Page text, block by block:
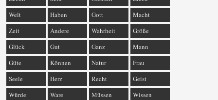
Welt
Haben Gott
Macht
Zeit
Andere Wahrheit
Größe
Glück
Gut Ganz
Mann
Güte
Können Natur
Frau
Seele
Herz Recht
Geist
Würde
Ware Müssen
Wissen